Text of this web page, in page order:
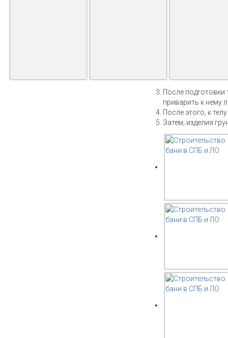
После подготовки
приварить к нему
После этого, к
Затем, изделия